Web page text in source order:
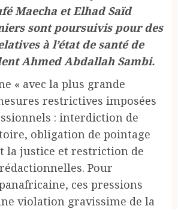
Maecha et Elhad Saïd
sont poursuivis pour des
à l’état de santé de
Ahmed Abdallah Sambi.
« avec la plus grande
restrictives imposées
: interdiction de
obligation de pointage
la justice et restriction de
Pour
ces pressions
violation gravissime de la